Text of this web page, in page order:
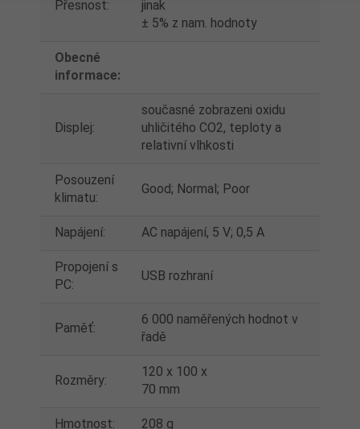
Přesnost:
jinak
± 5% z nam. hodnoty
Obecné
informace:
Displej:
současné zobrazeni oxidu
uhličitého CO2, teploty a
relativní vlhkosti
Posouzení
klimatu:
Good; Normal; Poor
Napájení: AC napájení, 5 V; 0,5 A
Propojení s
PC:
USB rozhraní
Paměť:
6 000 naměřených hodnot v
řadě
Rozměry:
120 x 100 x
70 mm
Hmotnost: 208 g